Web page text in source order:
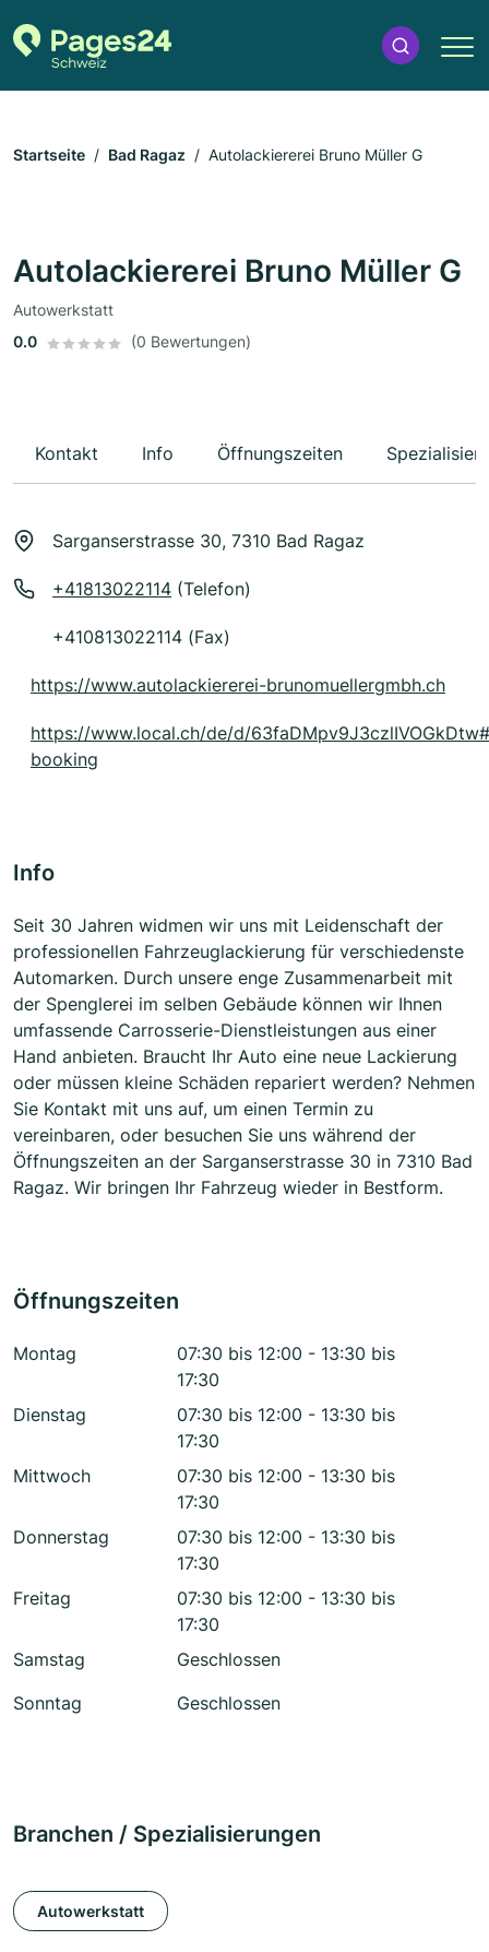
Startseite Bad Ragaz Autolackiererei Bruno Müller G
Autolackiererei Bruno Müller G
Autowerkstatt
0.0
(0 Bewertungen)
Kontakt Info Öffnungszeiten
Sarganserstrasse 30, 7310 Bad Ragaz
+41813022114 (Telefon)
+410813022114 (Fax)
https://www.autolackiererei-brunomuellergmbh.ch
https://www.local.ch/de/d/
booking
Info
Seit 30 Jahren widmen wir uns mit Leidenschaft der
professionellen Fahrzeuglackierung für verschiedenste
Automarken. Durch unsere enge Zusammenarbeit mit
der Spenglerei im selben Gebäude können wir Ihnen
umfassende Carrosserie-Dienstleistungen aus einer
Hand anbieten. Braucht Ihr Auto eine neue Lackierung
oder müssen kleine Schäden repariert werden? Nehmen
Sie Kontakt mit uns auf, um einen Termin zu
vereinbaren, oder besuchen Sie uns während der
Öffnungszeiten an der Sarganserstrasse 30 in 7310 Bad
Ragaz. Wir bringen Ihr Fahrzeug wieder in Bestform.
Öffnungszeiten
Montag
07:30 bis 12:00 - 13:30 bis
17:30
Dienstag
07:30 bis 12:00 - 13:30 bis
17:30
Mittwoch
07:30 bis 12:00 - 13:30 bis
17:30
Donnerstag
07:30 bis 12:00 - 13:30 bis
17:30
Freitag
07:30 bis 12:00 - 13:30 bis
17:30
Samstag
Geschlossen
Sonntag
Geschlossen
Branchen / Spezialisierungen
Autowerkstatt